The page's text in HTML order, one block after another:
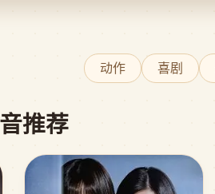
动作 喜剧
推荐